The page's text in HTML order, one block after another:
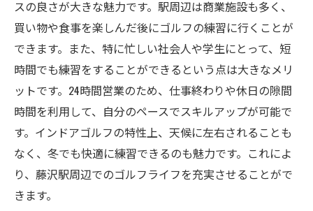
を磨こう
初めてでも心配無用のサポート体制
初心者向けプログラムの詳細
安心して練習できる環境作り
口コミで人気のゴルフレッスン
初心者が上達するためのヒント
受講者の実体験から学ぶスキル向上法
藤沢駅から徒歩圏内！インドアゴルフスクール
スの良さが大きな魅力です。駅周辺は商業施設も多く、
買い物や食事を楽しんだ後にゴルフの練習に行くことが
できます。また、特に忙しい社会人や学生にとって、短
時間でも練習をすることができるという点は大きなメリ
ットです。24時間営業のため、仕事終わりや休日の隙間
時間を利用して、自分のペースでスキルアップが可能で
す。インドアゴルフの特性上、天候に左右されることも
なく、冬でも快適に練習できるのも魅力です。これによ
り、藤沢駅周辺でのゴルフライフを充実させることがで
きます。